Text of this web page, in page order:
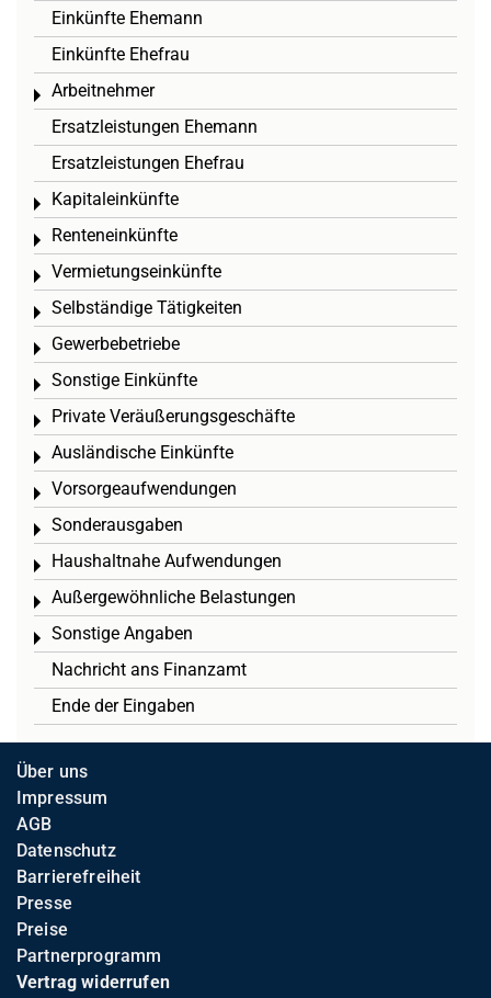
Einkünfte Ehemann
Einkünfte Ehefrau
Arbeitnehmer
Toggle menu
Ersatzleistungen Ehemann
Ersatzleistungen Ehefrau
Kapitaleinkünfte
Toggle menu
Renteneinkünfte
Toggle menu
Vermietungseinkünfte
Toggle menu
Selbständige Tätigkeiten
Toggle menu
Gewerbebetriebe
Toggle menu
Sonstige Einkünfte
Toggle menu
Private Veräußerungsgeschäfte
Toggle menu
Ausländische Einkünfte
Toggle menu
Vorsorgeaufwendungen
Toggle menu
Sonderausgaben
Toggle menu
Haushaltnahe Aufwendungen
Toggle menu
Außergewöhnliche Belastungen
Toggle menu
Sonstige Angaben
Toggle menu
Nachricht ans Finanzamt
Ende der Eingaben
Über uns
Impressum
AGB
Datenschutz
Barrierefreiheit
Presse
Preise
Partnerprogramm
Vertrag widerrufen